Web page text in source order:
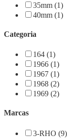
35mm (1)
40mm (1)
Categoria
164 (1)
1966 (1)
1967 (1)
1968 (2)
1969 (2)
Marcas
3-RHO (9)